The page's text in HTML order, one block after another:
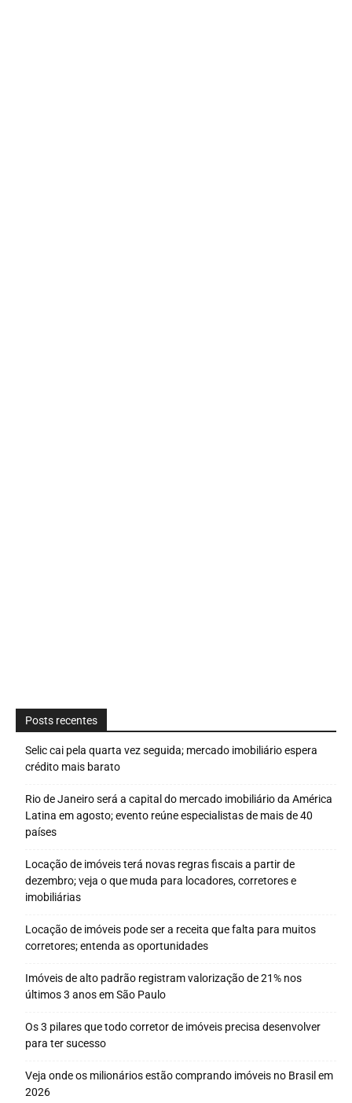
Posts recentes
Selic cai pela quarta vez seguida; mercado imobiliário espera
crédito mais barato
Rio de Janeiro será a capital do mercado imobiliário da América
Latina em agosto; evento reúne especialistas de mais de 40
países
Locação de imóveis terá novas regras fiscais a partir de
dezembro; veja o que muda para locadores, corretores e
imobiliárias
Locação de imóveis pode ser a receita que falta para muitos
corretores; entenda as oportunidades
Imóveis de alto padrão registram valorização de 21% nos
últimos 3 anos em São Paulo
Os 3 pilares que todo corretor de imóveis precisa desenvolver
para ter sucesso
Veja onde os milionários estão comprando imóveis no Brasil em
2026